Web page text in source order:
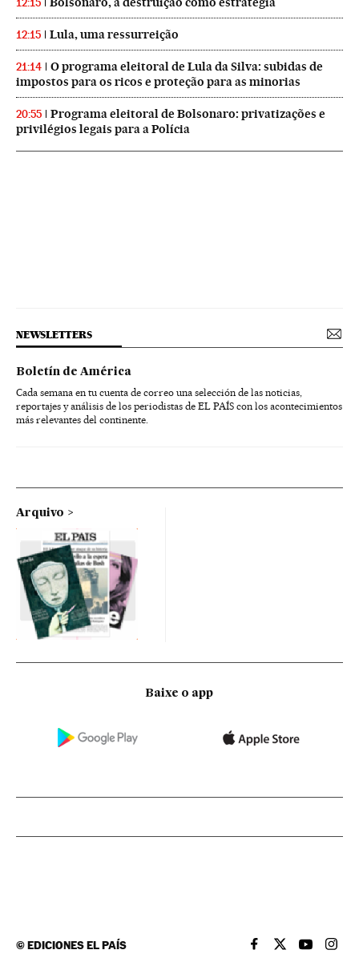
12:15
12:15 Lula, uma ressurreição
21:14
O programa eleitoral de Lula da Silva: subidas de
impostos para os ricos e proteção para as minorias
20:55
Programa eleitoral de Bolsonaro: privatizações e
privilégios legais para a Polícia
NEWSLETTERS
Boletín de América
Cada semana en tu cuenta de correo una selección de las noticias,
reportajes y análisis de los periodistas de EL PAÍS con los acontecimientos
más relevantes del continente.
Arquivo
Baixe o app
©EDICIONES EL PAÍS EL PAÍS BRASIL EN
EL PAÍSEL PAÍS
EL